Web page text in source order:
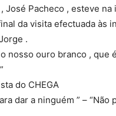
José Pacheco , esteve na
da visita efectuada às
.
nosso ouro branco , que
do CHEGA
dar a ninguém ” – “Não